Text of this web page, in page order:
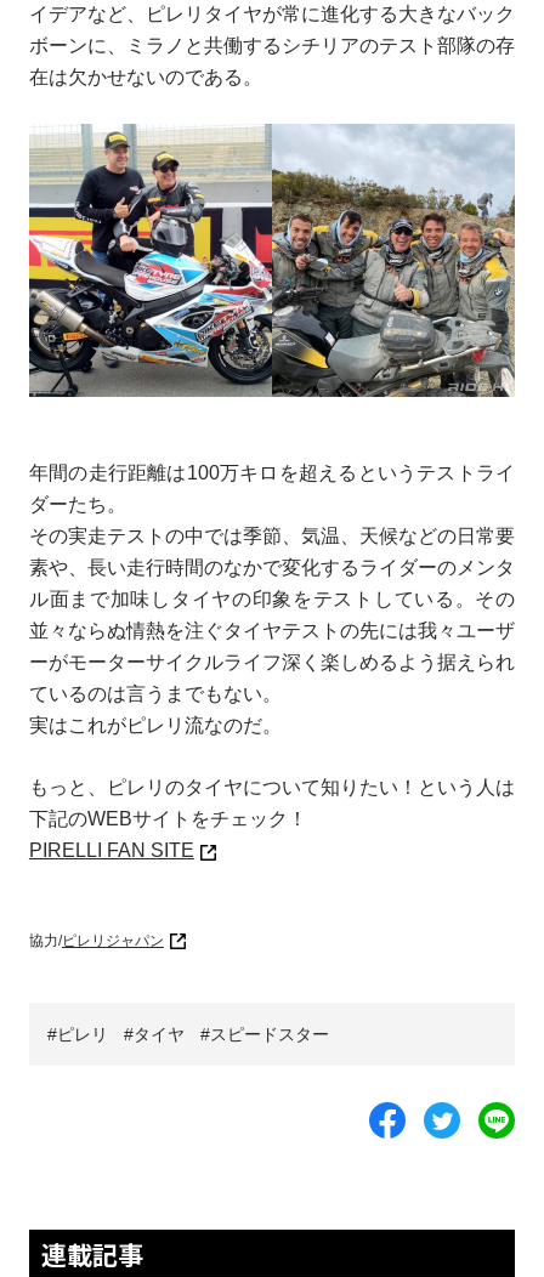
イデアなど、ピレリタイヤが常に進化する大きなバック
ボーンに、ミラノと共働するシチリアのテスト部隊の存
在は欠かせないのである。
年間の走行距離は100万キロを超えるというテストライ
ダーたち。
その実走テストの中では季節、気温、天候などの日常要
素や、長い走行時間のなかで変化するライダーのメンタ
ル面まで加味しタイヤの印象をテストしている。その
並々ならぬ情熱を注ぐタイヤテストの先には我々ユーザ
ーがモーターサイクルライフ深く楽しめるよう据えられ
ているのは言うまでもない。
実はこれがピレリ流なのだ。
もっと、ピレリのタイヤについて知りたい！という人は
下記のWEBサイトをチェック！
PIRELLI FAN SITE
協力/ピレリジャパン
ピレリ タイヤ スピードスター
連載記事